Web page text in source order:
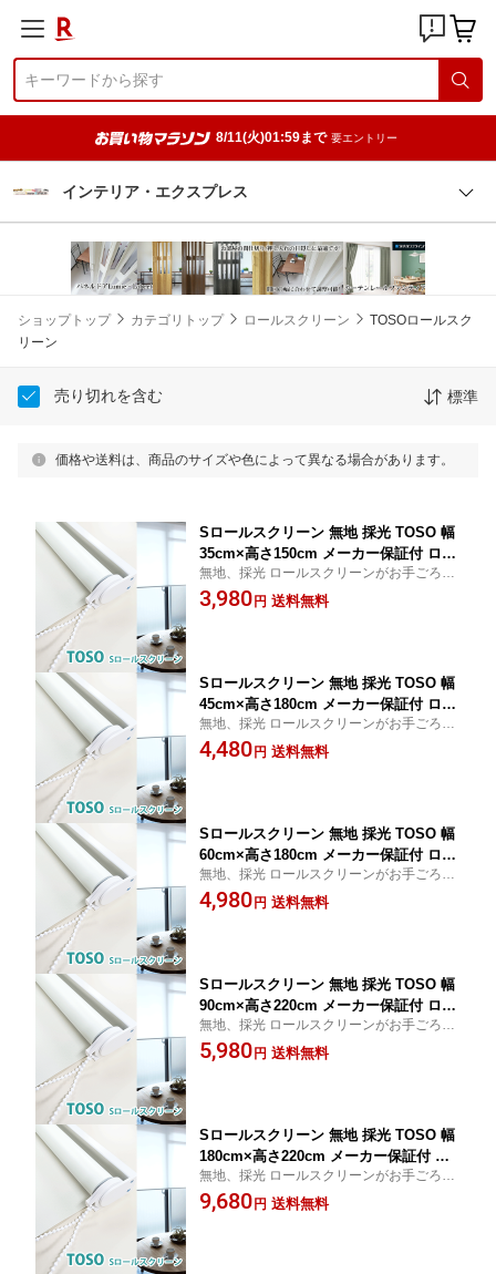
8/11(火)01:59まで 要エントリー
インテリア・エクスプレス
ショップトップ カテゴリトップ ロールスクリーン
TOSOロールスク
リーン
売り切れを含む 標準
価格や送料は、商品のサイズや色によって異なる場合があります。
Sロールスクリーン 無地 採光 TOSO 幅
35cm×高さ150cm メーカー保証付 ロー
ルカーテン カーテンレール取付金具付
ボールチェーンタイプ 送料無料 お手ご
無地、採光 ロールスクリーンがお手ごろ価
格で軽量、しかもメーカー保証が付いてい
ます。操作は耐久性のあるボールチェーン
3,980 円 送料無料
Sロールスクリーン 無地 採光 TOSO 幅
45cm×高さ180cm メーカー保証付 ロー
ルカーテン カーテンレール取付金具付
ボールチェーンタイプ 送料無料 お手ご
無地、採光 ロールスクリーンがお手ごろ価
格で軽量、しかもメーカー保証が付いてい
ます。操作は耐久性のあるボールチェーン
4,480 円 送料無料
Sロールスクリーン 無地 採光 TOSO 幅
60cm×高さ180cm メーカー保証付 ロー
ルカーテン カーテンレール取付金具付
ボールチェーンタイプ 送料無料 お手ご
無地、採光 ロールスクリーンがお手ごろ価
格で軽量、しかもメーカー保証が付いてい
ます。操作は耐久性のあるボールチェーン
4,980 円 送料無料
Sロールスクリーン 無地 採光 TOSO 幅
90cm×高さ220cm メーカー保証付 ロー
ルカーテン カーテンレール取付金具付
ボールチェーンタイプ 送料無料 お手ご
無地、採光 ロールスクリーンがお手ごろ価
格で軽量、しかもメーカー保証が付いてい
ます。操作は耐久性のあるボールチェーン
5,980 円 送料無料
Sロールスクリーン 無地 採光 TOSO 幅
180cm×高さ220cm メーカー保証付 ロ
ールカーテン カーテンレール取付金具
付 ボールチェーンタイプ 送料無料 お手
無地、採光 ロールスクリーンがお手ごろ価
格で軽量、しかもメーカー保証が付いてい
ます。操作は耐久性のあるボールチェーン
9,680 円 送料無料